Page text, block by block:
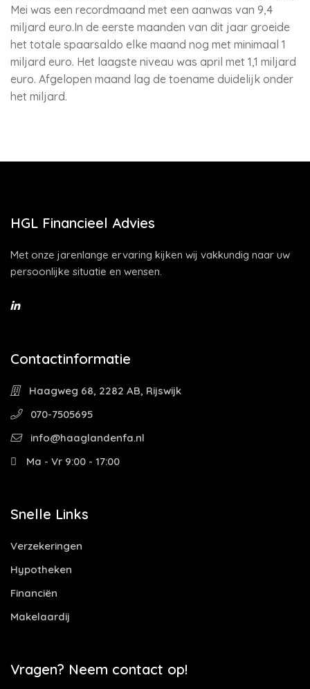
Mei was een recordmaand met een aanwas van 9,4
miljard euro.In de eerste maanden van dit jaar groeide
het totale spaarsaldo elke maand nog met minimaal 1
miljard euro. Het laagste niveau was april met 1,1 miljard
euro. Afgelopen maand lag de toename duidelijk onder
het miljard.
HGL Financieel Advies
Met onze jarenlange ervaring kijken wij vakkundig naar uw
persoonlijke situatie en wensen.
Contactinformatie
Haagweg 68, 2282 AB, Rijswijk
070-7505695
info@haaglandenfa.nl
Ma - Vr 9:00 - 17:00
Snelle Links
Verzekeringen
Hypotheken
Financiën
Makelaardij
Vragen? Neem contact op!